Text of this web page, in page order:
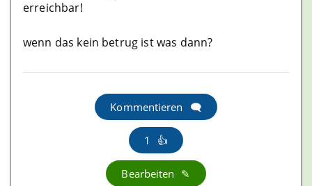
erreichbar!
wenn das kein betrug ist was dann?
Kommentieren
1
Bearbeiten